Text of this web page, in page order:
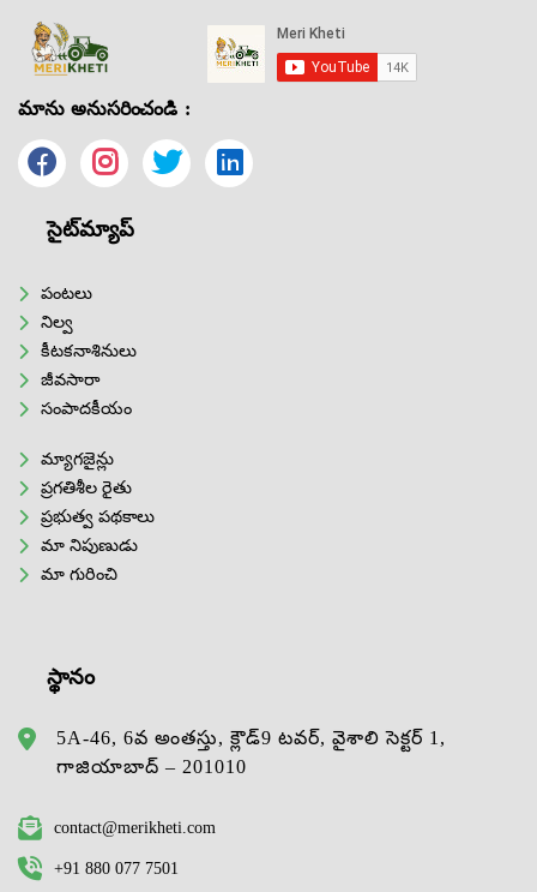
మాను అనుసరించండి :
సైట్‌మ్యాప్
పంటలు
నిల్వ
కీటకనాశినులు
జీవసారా
సంపాదకీయం
మ్యాగజైన్లు
ప్రగతిశీల రైతు
ప్రభుత్వ పథకాలు
మా నిపుణుడు
మా గురించి
స్థానం
5A-46, 6వ అంతస్తు, క్లౌడ్9 టవర్, వైశాలి సెక్టర్ 1,
గాజియాబాద్ – 201010
contact@merikheti.com
+91 880 077 7501